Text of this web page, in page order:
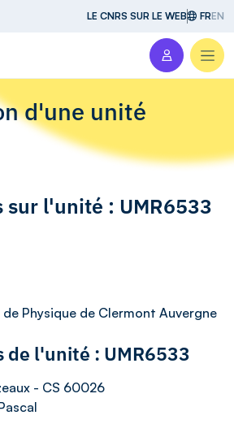
LE CNRS SUR LE WEB FREN
d'une unité
l'unité : UMR6533
Physique de Clermont Auvergne
l'unité : UMR6533
- CS 60026